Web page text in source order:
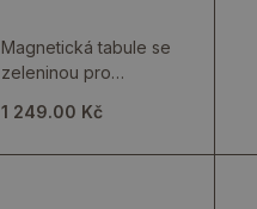
Magnetická tabule se
zeleninou pro
1 249.00 Kč